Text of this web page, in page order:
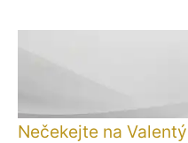
Nečekejte na